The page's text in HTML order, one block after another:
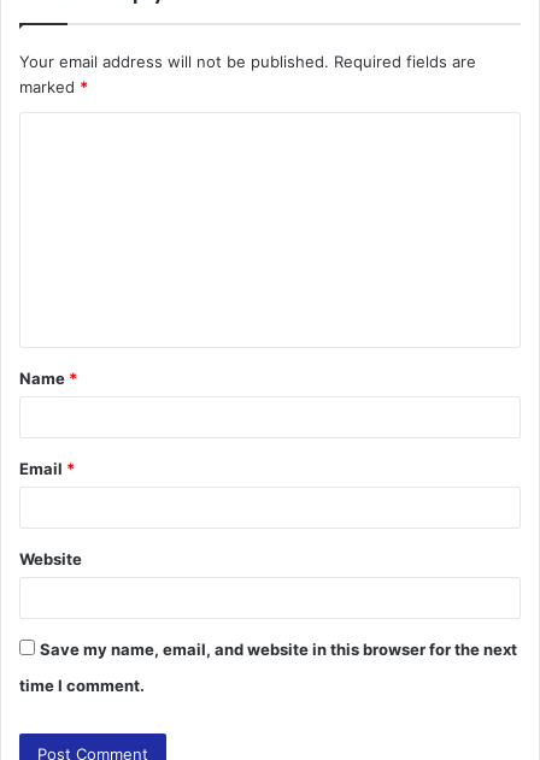
Your email address will not be published. Required fields are
marked *
t
*
Name *
Email *
Website
Save my name, email, and website in this browser for the next
time I comment.